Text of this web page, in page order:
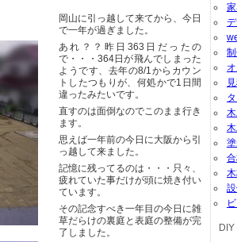
岡山に引っ越して来てから、今日
で一年が過ぎました。
あれ？？昨日363日だったの
で・・・364日が飛んでしまった
ようです、去年の8/1からカウン
トしたつもりが、何処かで1日間
違ったみたいです。
直すのは面倒なのでこのまま行き
ます。
思えば一年前の今日に大阪から引
っ越して来ました。
記憶に残ってるのは・・・只々、
疲れていた事だけが頭に焼き付い
ています。
その記念すべき一年目の今日に雑
草だらけの裏庭と表庭の整備が完
了しました。
DIY